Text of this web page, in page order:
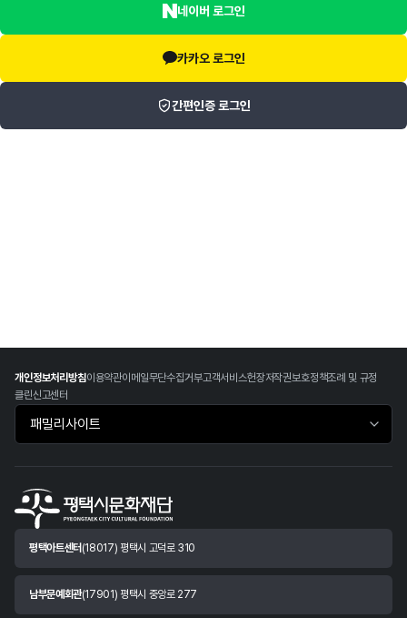
네이버 로그인
카카오 로그인
간편인증 로그인
개인정보처리방침이용약관이메일무단수집거부고객서비스헌장저작권보호정책조례 및 규정
클린신고센터
패밀리사이트 바로가기
평택아트센터 (18017) 평택시 고덕로 310
남부문예회관(17901) 평택시 중앙로 277